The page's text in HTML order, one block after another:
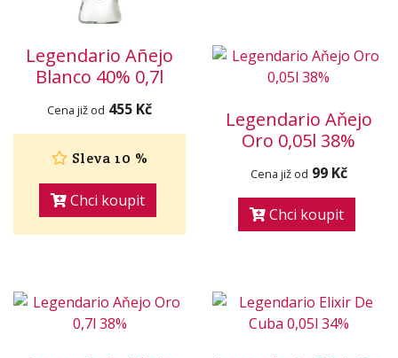
Legendario Añejo
Blanco 40% 0,7l
Cena již od 455 Kč
Sleva 10 %
Chci koupit
Legendario Aňejo
Oro 0,05l 38%
Cena již od 99 Kč
Chci koupit